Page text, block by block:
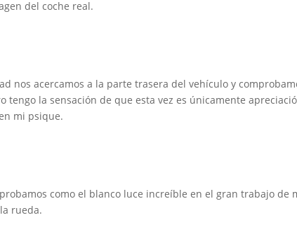
del coche real.
nos acercamos a la parte trasera del vehículo y
tengo la sensación de que esta vez es únicamente
mi psique.
como el blanco luce increíble en el gran trabajo
rueda.